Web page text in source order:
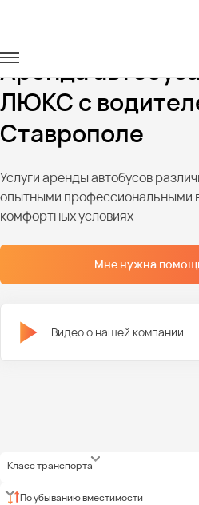
Аренда
ЛЮКС с
Ставрополе
Услуги аренды автобусов
опытными профессиональными
комфортных условиях
Мне нужна
Видео о нашей компании
Класс транспорта
По убыванию вместимости